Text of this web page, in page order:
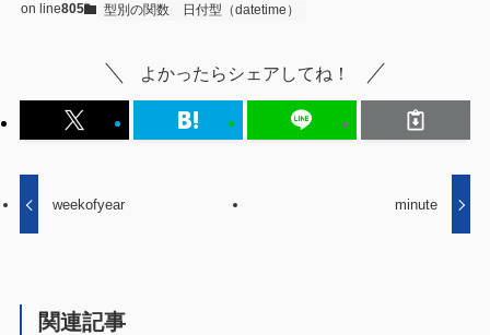
on line805 型別の関数 日付型（datetime）
よかったらシェアしてね！
weekofyear minute
関連記事